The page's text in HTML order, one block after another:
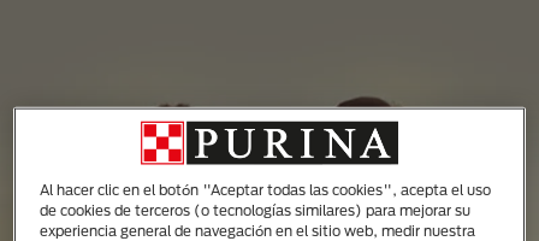
Al hacer clic en el botón "Aceptar todas las cookies", acepta el uso
de cookies de terceros (o tecnologías similares) para mejorar su
experiencia general de navegación en el sitio web, medir nuestra